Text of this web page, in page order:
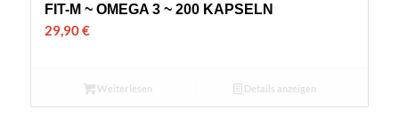
FIT-M ~ OMEGA 3 ~ 200 KAPSELN
29,90€
Weiterlesen Details anzeigen